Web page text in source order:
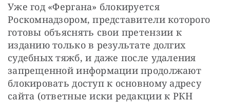
Уже год «Фергана» блокируется
Роскомнадзором, представители которого
готовы объяснять свои претензии к
изданию только в результате долгих
судебных тяжб, и даже после удаления
запрещенной информации продолжают
блокировать доступ к основному адресу
сайта (ответные иски редакции к РКН